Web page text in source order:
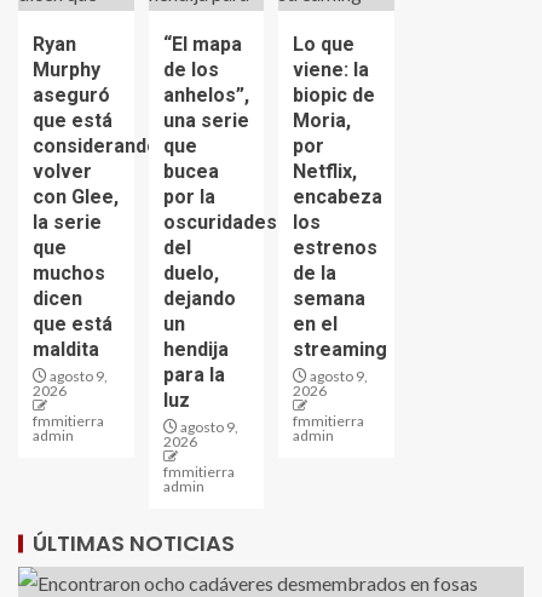
Ryan
Murphy
aseguró
que está
considerando
volver
con Glee,
la serie
que
muchos
dicen
que está
maldita
agosto 9,
2026
fmmitierra
admin
“El mapa
de los
anhelos”,
una serie
que
bucea
por la
oscuridades
del
duelo,
dejando
un
hendija
para la
luz
agosto 9,
2026
fmmitierra
admin
Lo que
viene: la
biopic de
Moria,
por
Netflix,
encabeza
los
estrenos
de la
semana
en el
streaming
agosto 9,
2026
fmmitierra
admin
ÚLTIMAS NOTICIAS